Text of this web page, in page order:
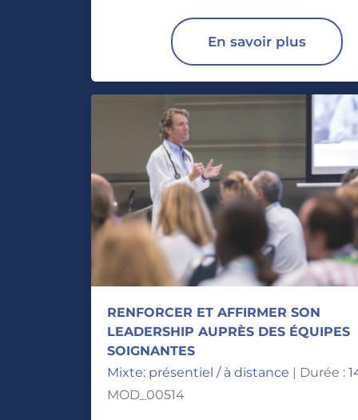
En savoir plus
RENFORCER ET AFFIRMER SON
LEADERSHIP AUPRÈS DES ÉQUIPES
SOIGNANTES
Mixte: présentiel / à distance | Durée :
MOD_00514